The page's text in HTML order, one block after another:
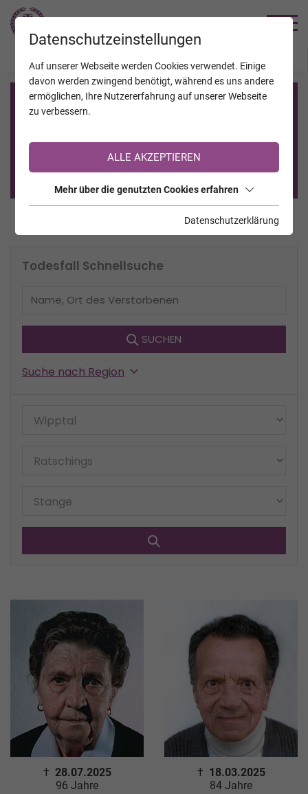
Registrierung auf TrauerHilfe.it
Sie sind noch nicht auf TrauerHilfe.it registriert?
>> zur kostenlosen Registrierung <<
Todesfall Schnellsuche
SUCHEN
Suche nach Region
† 28.07.2025
96 Jahre
† 18.03.2025
84 Jahre
Datenschutzeinstellungen
Auf unserer Webseite werden Cookies verwendet. Einige
davon werden zwingend benötigt, während es uns andere
ermöglichen, Ihre Nutzererfahrung auf unserer Webseite
zu verbessern.
ALLE AKZEPTIEREN
Mehr über die genutzten Cookies erfahren
Datenschutzerklärung
JAHRESTAGE KALENDER VERSTORBENE